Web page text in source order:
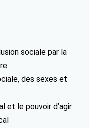
sociale par la
des sexes et
et le pouvoir d’agir